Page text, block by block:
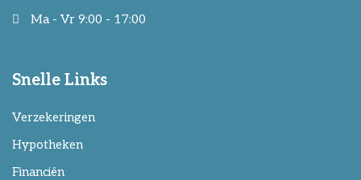
Ma - Vr 9:00 - 17:00
Snelle Links
Verzekeringen
Hypotheken
Financiën